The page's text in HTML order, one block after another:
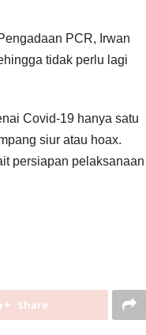
PCR, Irwan
tidak perlu lagi
Covid-19 hanya satu
siur atau hoax.
persiapan pelaksanaan
Share